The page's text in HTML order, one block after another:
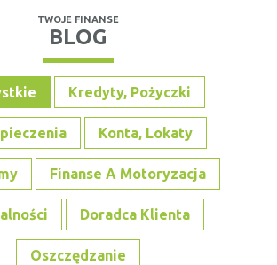
TWOJE FINANSE
BLOG
Kredyty, Pożyczki
Konta, Lokaty
Finanse A Motoryzacja
Doradca Klienta
Oszczędzanie